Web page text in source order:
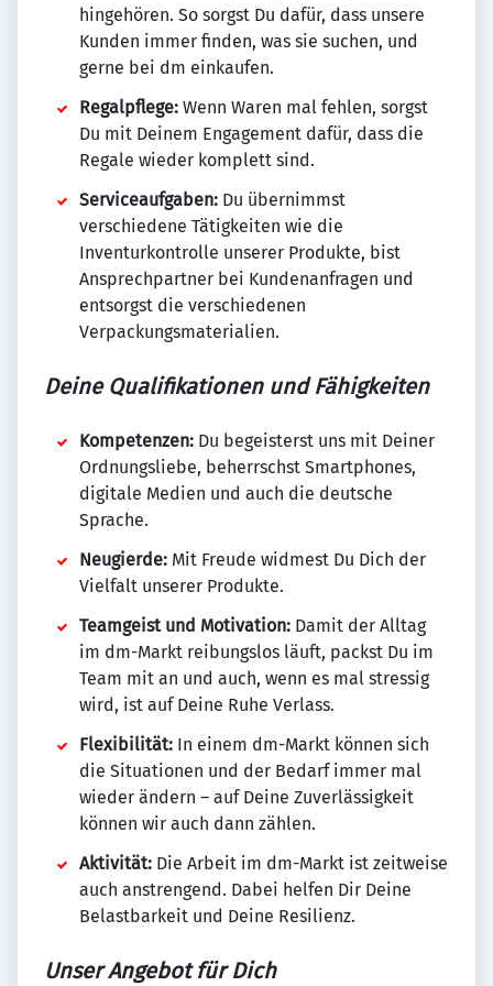
hingehören. So sorgst Du dafür, dass unsere
Kunden immer finden, was sie suchen, und
gerne bei dm einkaufen.
Regalpflege: Wenn Waren mal fehlen, sorgst
Du mit Deinem Engagement dafür, dass die
Regale wieder komplett sind.
Serviceaufgaben: Du übernimmst
verschiedene Tätigkeiten wie die
Inventurkontrolle unserer Produkte, bist
Ansprechpartner bei Kundenanfragen und
entsorgst die verschiedenen
Verpackungsmaterialien.
Deine Qualifikationen und Fähigkeiten
Kompetenzen: Du begeisterst uns mit Deiner
Ordnungsliebe, beherrschst Smartphones,
digitale Medien und auch die deutsche
Sprache.
Neugierde: Mit Freude widmest Du Dich der
Vielfalt unserer Produkte.
Teamgeist und Motivation: Damit der Alltag
im dm-Markt reibungslos läuft, packst Du im
Team mit an und auch, wenn es mal stressig
wird, ist auf Deine Ruhe Verlass.
Flexibilität: In einem dm-Markt können sich
die Situationen und der Bedarf immer mal
wieder ändern – auf Deine Zuverlässigkeit
können wir auch dann zählen.
Aktivität: Die Arbeit im dm-Markt ist zeitweise
auch anstrengend. Dabei helfen Dir Deine
Belastbarkeit und Deine Resilienz.
Unser Angebot für Dich